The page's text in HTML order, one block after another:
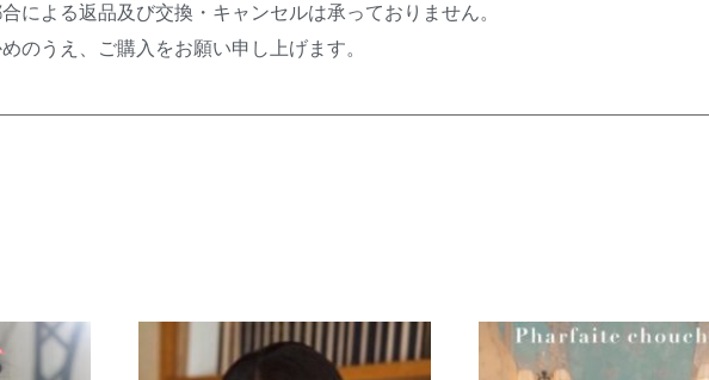
による返品及び交換・キャンセルは承っておりません。
のうえ、ご購入をお願い申し上げます。